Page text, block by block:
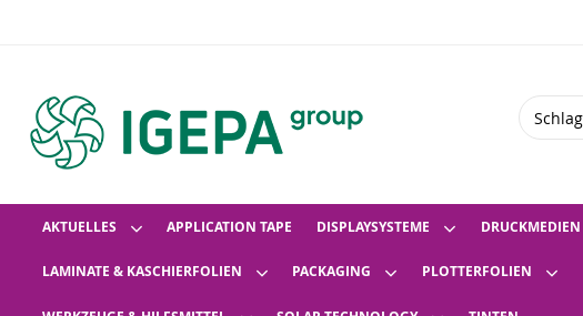
AKTUELLES APPLICATION TAPE DISPLAYSYSTEME DRUCKMEDIEN
LAMINATE & KASCHIERFOLIEN PACKAGING PLOTTERFOLIEN